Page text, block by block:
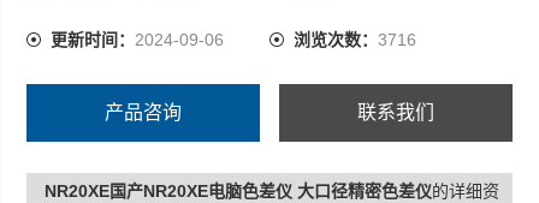
适用行业
食品、医药、纺织、无纺布、牛仔布、印染、彩钢、纸
更新时间： 2024-09-06 浏览次数： 3716
产品咨询 联系我们
NR20XE国产NR20XE电脑色差仪 大口径精密色差仪的详细资